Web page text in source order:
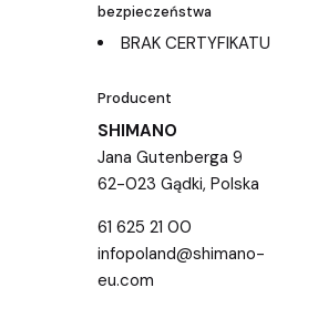
bezpieczeństwa
BRAK CERTYFIKATU
Producent
SHIMANO
Jana Gutenberga 9
62-023 Gądki, Polska
61 625 21 00
infopoland@shimano-
eu.com